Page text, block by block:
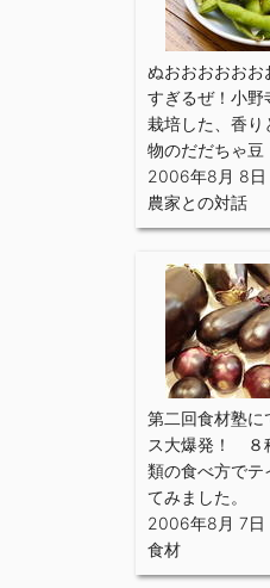
ぬおおおおお
すぎるぜ！小野
栽培した、香り
物のだだちゃ豆
2006年8月 8日
農家との対話
第二回食材塾に
ス大爆発！ ８
類の食べ方でテ
てみました。
2006年8月 7日
食材